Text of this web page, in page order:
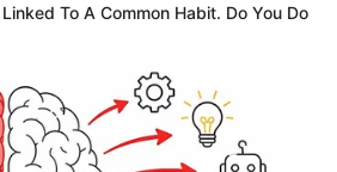
To A Common Habit. Do You Do